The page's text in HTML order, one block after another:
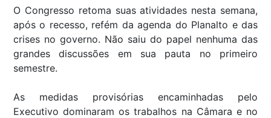
O Congresso retoma suas atividades nesta semana,
após o recesso, refém da agenda do Planalto e das
crises no governo. Não saiu do papel nenhuma das
grandes discussões em sua pauta no primeiro
semestre.
As medidas provisórias encaminhadas pelo
Executivo dominaram os trabalhos na Câmara e no